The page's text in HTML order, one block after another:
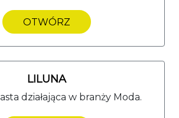
OTWÓRZ
LILUNA
działająca w branży Moda.